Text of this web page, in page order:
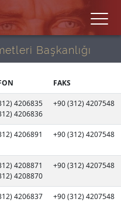
Başkanlığı
FAKS
4206835
4206836
+90 (312) 4207548
4206891 +90 (312) 4207548
4208871
4208870
+90 (312) 4207548
4206837 +90 (312) 4207548